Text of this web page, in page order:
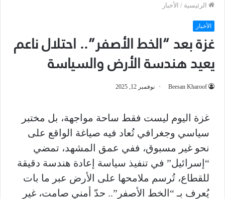
الرئيسية / الأخبار
الأخبار
غزة بعد “الخط الأصفر”.. احتلال ناعم
يعيد هندسة الأرض والسياسة
Beesan Kharoof نوفمبر 12, 2025
غزة اليوم ليست فقط ساحة مواجهة، بل مختبر
سياسي وجغرافي تُعاد فيه صياغة الواقع على
نحو غير مسبوق، ففي عمق المشهد، تمضي
“إسرائيل” في تنفيذ سياسة إعادة هندسة دقيقة
للقطاع، تُرسم ملامحها على الأرض عبر ما بات
يُعرف بـ “الخط الأصفر”.. حدّ أمني صامت، غير